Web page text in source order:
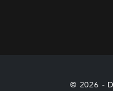
© 2026 -